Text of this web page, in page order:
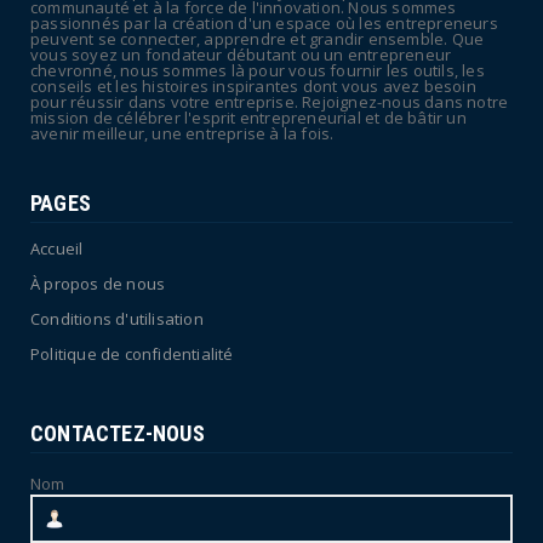
La rentrée sera-t-elle chaude dans la
fonction publique ? Le...
July 08, 2026
communauté et à la force de l'innovation. Nous sommes
passionnés par la création d'un espace où les entrepreneurs
peuvent se connecter, apprendre et grandir ensemble. Que
vous soyez un fondateur débutant ou un entrepreneur
chevronné, nous sommes là pour vous fournir les outils, les
conseils et les histoires inspirantes dont vous avez besoin
pour réussir dans votre entreprise. Rejoignez-nous dans notre
mission de célébrer l'esprit entrepreneurial et de bâtir un
avenir meilleur, une entreprise à la fois.
PAGES
Accueil
À propos de nous
Conditions d'utilisation
Politique de confidentialité
CONTACTEZ-NOUS
Nom